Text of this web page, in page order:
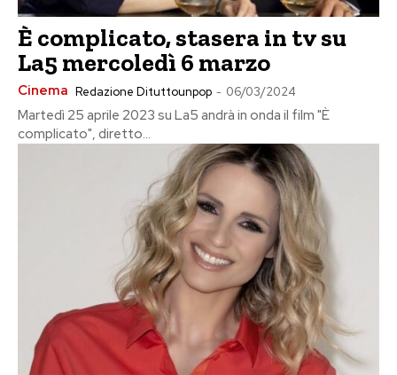
È complicato, stasera in tv su
La5 mercoledì 6 marzo
Cinema Redazione Dituttounpop - 06/03/2024
Martedì 25 aprile 2023 su La5 andrà in onda il film "È
complicato", diretto...